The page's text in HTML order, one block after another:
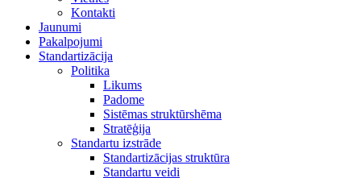
Kontakti
Jaunumi
Pakalpojumi
Standartizācija
Politika
Likums
Padome
Sistēmas struktūrshēma
Stratēģija
Standartu izstrāde
Standartizācijas struktūra
Standartu veidi